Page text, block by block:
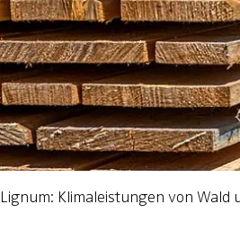
Lignum: Klimaleistungen von Wald